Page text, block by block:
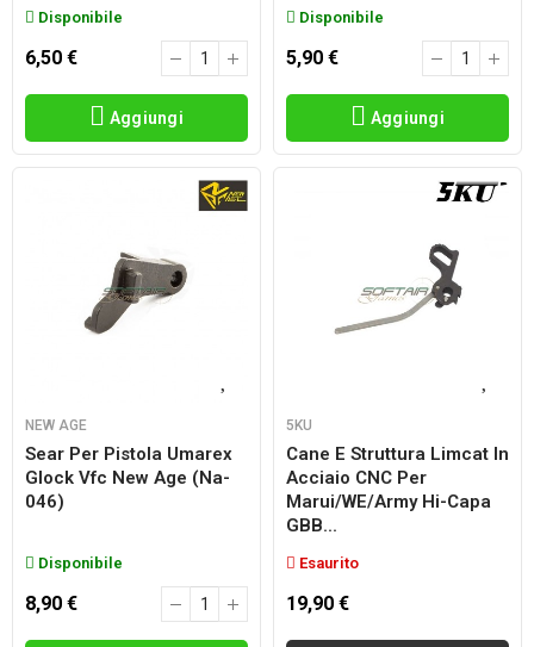
Disponibile
6,50 €
Aggiungi
Disponibile
5,90 €
Aggiungi
NEW AGE
Sear Per Pistola Umarex
Glock Vfc New Age (na-
046)
Disponibile
8,90 €
5KU
Cane E Struttura Limcat In
Acciaio CNC Per
Marui/WE/Army Hi-Capa
GBB...
Esaurito
19,90 €